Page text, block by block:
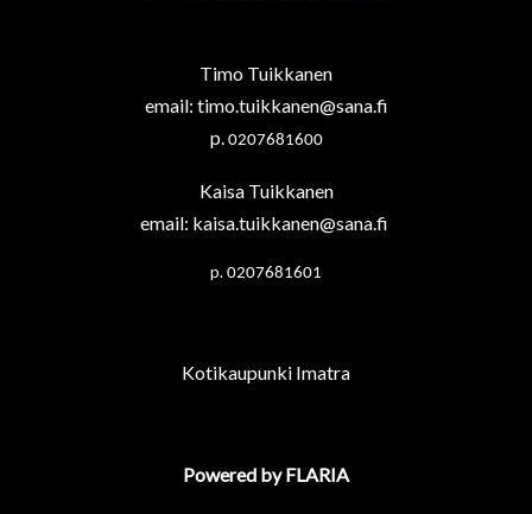
Timo Tuikkanen
email: timo.tuikkanen@sana.fi
p. 0207681600
Kaisa Tuikkanen
email: kaisa.tuikkanen@sana.fi
p. 0207681601
Kotikaupunki Imatra
Powered by FLARIA